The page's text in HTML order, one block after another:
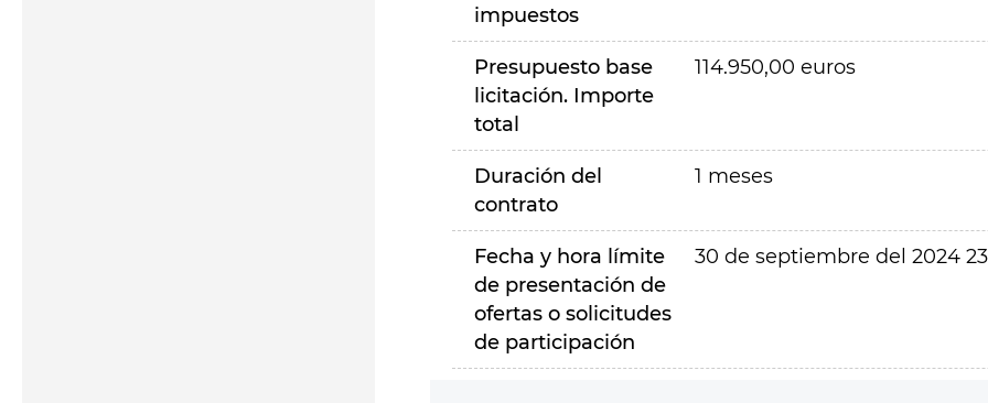
impuestos
Presupuesto base
licitación. Importe
total
114.950,00 euros
Duración del
contrato
1 meses
Fecha y hora límite
de presentación de
ofertas o solicitudes
de participación
30 de septiembre del 2024